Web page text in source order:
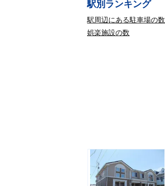
駅別ランキング
駅周辺にある駐車場の数
娯楽施設の数